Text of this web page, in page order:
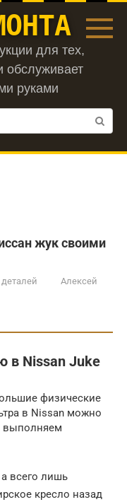
для тех,
обслуживает
руками
жук своими
Алексей
в Nissan Juke
физические
в Nissan можно
выполняем
всего лишь
кресло назад